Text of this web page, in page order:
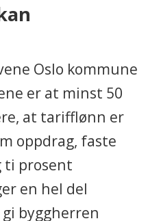
Oslo kommune
er at minst 50
at tarifflønn er
oppdrag, faste
ti prosent
en hel del
byggherren